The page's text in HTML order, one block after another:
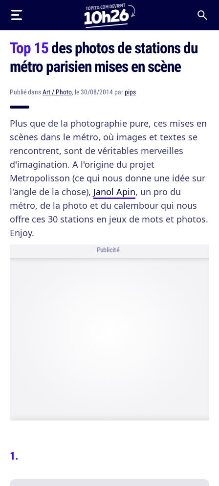
Top 15des photos de stations du
métro parisien mises en scène
Publié dansArt / Photo, le 30/08/2014 parpips
Plus que de la photographie pure, ces mises en
scènes dans le métro, où images et textes se
rencontrent, sont de véritables merveilles
d'imagination. A l'origine du projet
Metropolisson (ce qui nous donne une idée sur
l'angle de la chose), Janol Apin, un pro du
métro, de la photo et du calembour qui nous
offre ces 30 stations en jeux de mots et photos.
Enjoy.
Publicité